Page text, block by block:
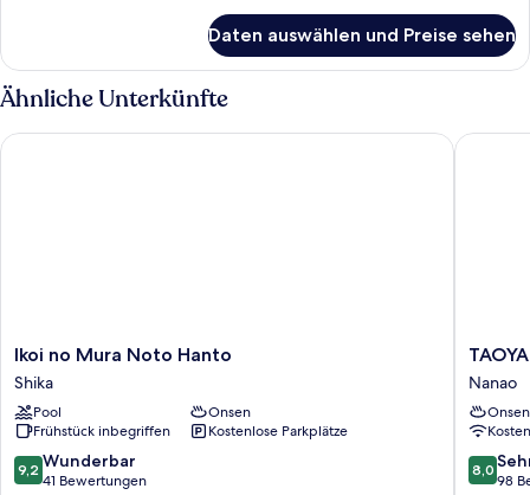
Daten auswählen und Preise sehen
Ähnliche Unterkünfte
Ikoi
no
Mura
Noto
Hanto
Shika
Ikoi no Mura Noto Hanto
Shika
Pool
Onsen
Frühstück inbegriffen
Kostenlose Parkplätze
9.2
von
9,2 Wunderbar
41 Bewertungen
Ikoi no Mura Noto Hanto
TAOYA
Wakura
Nanao
Nanao
Onsen
8.0
von
8,0
98
TAOYA